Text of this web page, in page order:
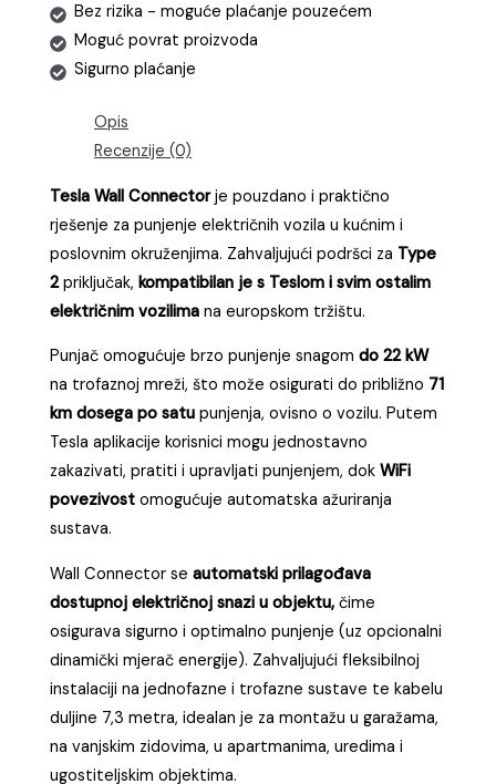
Bez rizika - moguće plaćanje pouzećem
Moguć povrat proizvoda
Sigurno plaćanje
Opis
Recenzije (0)
Tesla Wall Connectorje pouzdano i praktično
rješenje za punjenje električnih vozila u kućnim i
poslovnim okruženjima. Zahvaljujući podršci za Type
2priključak,kompatibilan je s Teslom i svim ostalim
električnim vozilima na europskom tržištu.
Punjač omogućuje brzo punjenje snagomdo 22 kW
na trofaznoj mreži, što može osigurati do približno 71
km dosega po satu punjenja, ovisno o vozilu. Putem
Tesla aplikacije korisnici mogu jednostavno
zakazivati, pratiti i upravljati punjenjem, dokWiFi
povezivost omogućuje automatska ažuriranja
sustava.
Wall Connector se automatski prilagođava
dostupnoj električnoj snazi u objektu, čime
osigurava sigurno i optimalno punjenje (uz opcionalni
dinamički mjerač energije). Zahvaljujući fleksibilnoj
instalaciji na jednofazne i trofazne sustave te kabelu
duljine 7,3 metra, idealan je za montažu u garažama,
na vanjskim zidovima, u apartmanima, uredima i
ugostiteljskim objektima.